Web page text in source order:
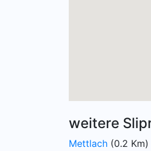
weitere
Mettlach (0.2 Km)